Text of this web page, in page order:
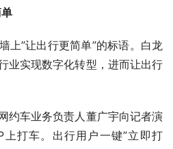
上”让出行更简单”的标语。白龙
业实现数字化转型，进而让出行
约车业务负责人董广宇向记者演
打车。出行用户一键”立即打